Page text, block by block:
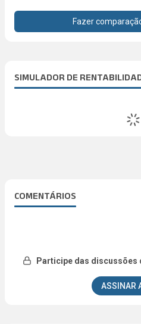
Fazer
SIMULADOR DE
COMENTÁRIOS
Participe das discussões
ASSINAR